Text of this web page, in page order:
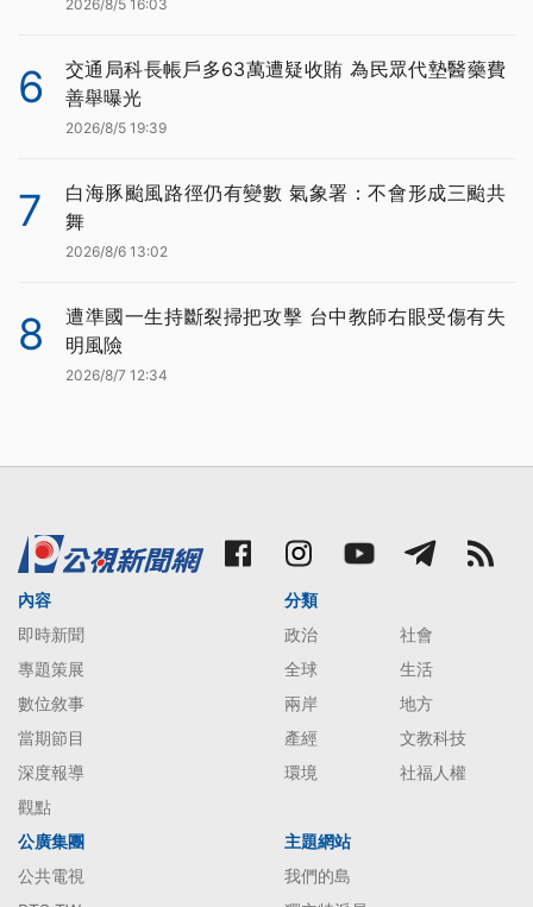
2026/8/5 16:03
6
交通局科長帳戶多63萬遭疑收賄 為民眾代墊醫藥費
善舉曝光
2026/8/5 19:39
7
白海豚颱風路徑仍有變數 氣象署：不會形成三颱共
舞
2026/8/6 13:02
8
遭準國一生持斷裂掃把攻擊 台中教師右眼受傷有失
明風險
2026/8/7 12:34
內容
即時新聞
專題策展
數位敘事
當期節目
深度報導
觀點
分類
政治
社會
全球
生活
兩岸
地方
產經
文教科技
環境
社福人權
公廣集團
公共電視
主題網站
我們的島